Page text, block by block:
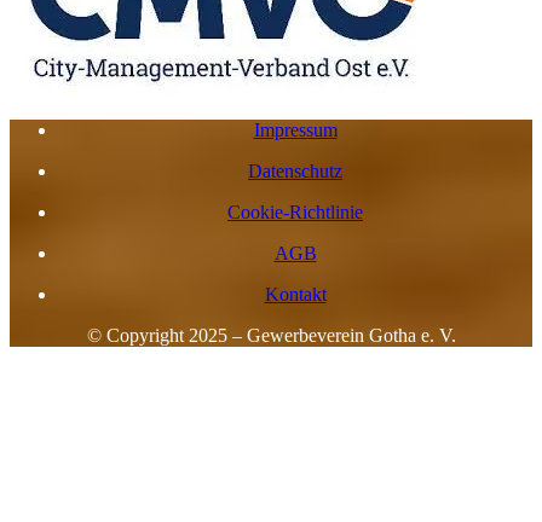
Impressum
Datenschutz
Cookie-Richtlinie
AGB
Kontakt
© Copyright 2025 – Gewerbeverein Gotha e. V.